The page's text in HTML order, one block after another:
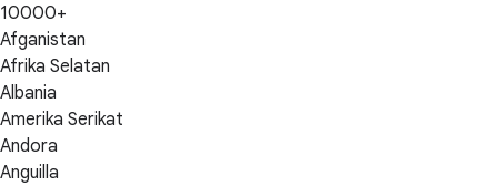
10000+
Afganistan
Afrika Selatan
Albania
Amerika Serikat
Andora
Anguilla